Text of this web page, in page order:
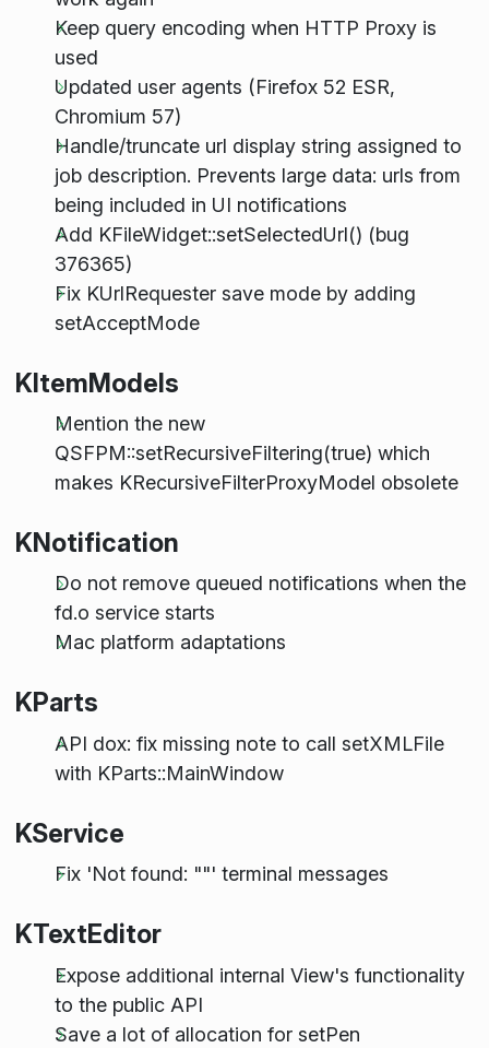
Keep query encoding when HTTP Proxy is
used
Updated user agents (Firefox 52 ESR,
Chromium 57)
Handle/truncate url display string assigned to
job description. Prevents large data: urls from
being included in UI notifications
Add KFileWidget::setSelectedUrl() (bug
376365)
Fix KUrlRequester save mode by adding
setAcceptMode
KItemModels
Mention the new
QSFPM::setRecursiveFiltering(true) which
makes KRecursiveFilterProxyModel obsolete
KNotification
Do not remove queued notifications when the
fd.o service starts
Mac platform adaptations
KParts
API dox: fix missing note to call setXMLFile
with KParts::MainWindow
KService
Fix 'Not found: ""' terminal messages
KTextEditor
Expose additional internal View's functionality
to the public API
Save a lot of allocation for setPen